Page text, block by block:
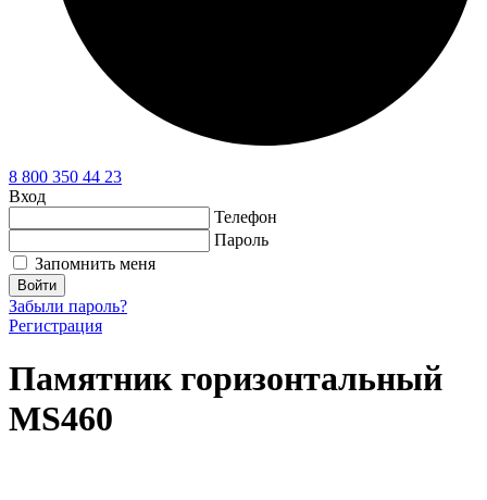
8 800 350 44 23
Вход
Телефон
Пароль
Запомнить меня
Войти
Забыли пароль?
Регистрация
Памятник горизонтальный
MS460